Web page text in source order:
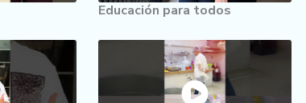
Educación para todos